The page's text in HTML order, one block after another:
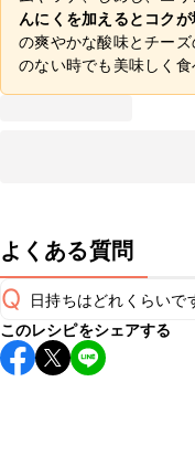
んにくを加えるとコク
の爽やかな酸味とチー
のない時でも美味しく食
よくある質問
Q 日持ちはどれくらいで
こちらのレシピは出来
すすめします。
このレシピをシェアする